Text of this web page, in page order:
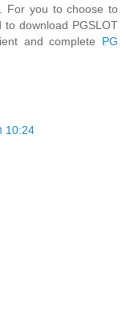
For you to choose to
download PGSLOT
and complete PG
10:24